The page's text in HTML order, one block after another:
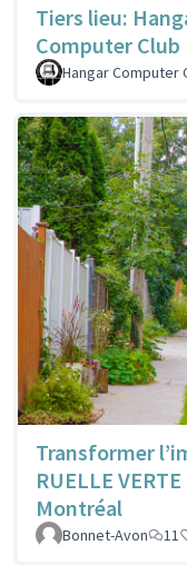
Tiers lieu:
Computer Club
Hangar Computer
Transformer
RUELLE
Montréal
Bonnet-Avon 11